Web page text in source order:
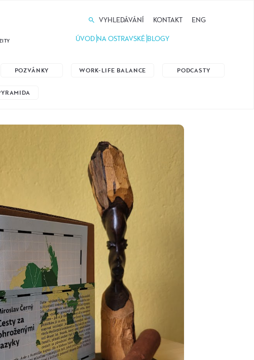
VYHLEDÁVÁNÍ KONTAKT ENG
ÚVOD NA OSTRAVSKÉ BLOGY
POZVÁNKY WORK-LIFE BALANCE PODCASTY